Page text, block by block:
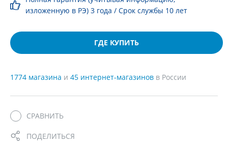
изложенную в РЭ) 3 года / Срок службы 10 лет
ГДЕ КУПИТЬ
1774 магазина и 45 интернет-магазинов в России
СРАВНИТЬ
ПОДЕЛИТЬСЯ